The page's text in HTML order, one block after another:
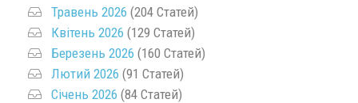
Травень 2026 (204 Статей)
Квітень 2026 (129 Статей)
Березень 2026 (160 Статей)
Лютий 2026 (91 Статей)
Січень 2026 (84 Статей)